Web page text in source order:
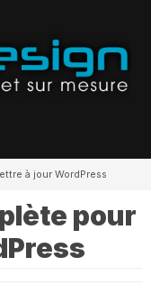
à jour WordPress
pour